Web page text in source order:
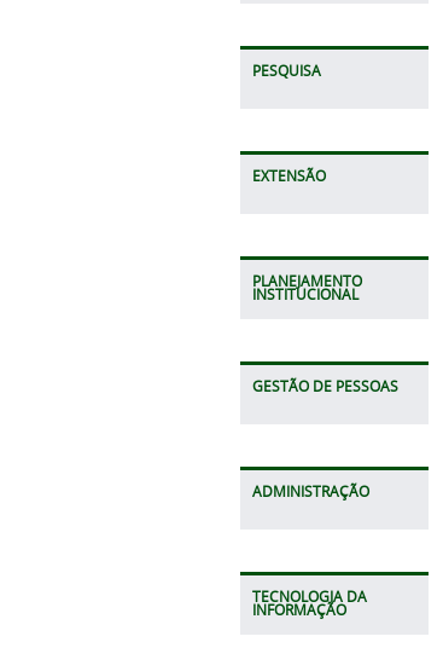
PESQUISA
EXTENSÃO
PLANEJAMENTO
INSTITUCIONAL
GESTÃO DE PESSOAS
ADMINISTRAÇÃO
TECNOLOGIA DA
INFORMAÇÃO